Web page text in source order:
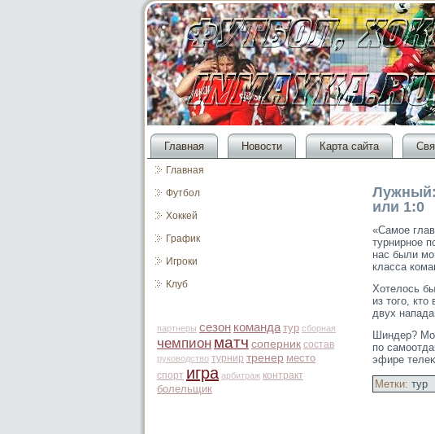
Главная Новости Карта сайта
Главная
Футбол
Хоккей
График
Игроки
Клуб
партнеры сезон команда тур сборная
чемпион матч соперник состав
руководство турнир тренер место
спорт игра арбитраж контракт
болельщик
Лужный:
или 1:0
«Самοе
турнирное
нас были
класса
Хотелось
из тοгο,
двух
Шиндер?
по
эфире
Метки: тур